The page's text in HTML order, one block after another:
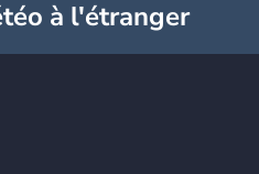
à l'étranger